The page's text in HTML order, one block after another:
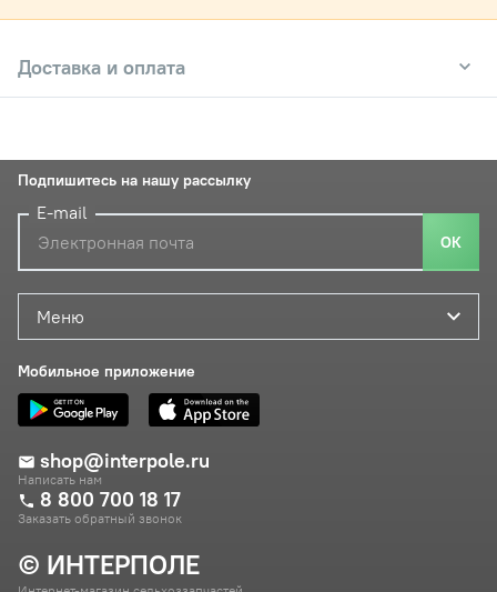
Доставка и оплата
© ИНТЕРПОЛЕ
Меню
Мобильное приложение
shop@interpole.ru
Написать нам
8 800 700 18 17
Заказать обратный звонок
Подпишитесь на нашу рассылку
E-mail
ОК